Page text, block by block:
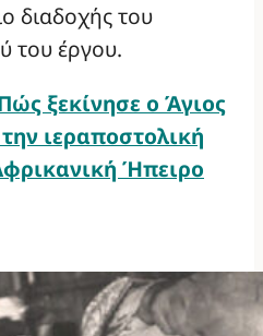
διαδοχής του
του έργου.
ξεκίνησε ο Άγιος
ιεραποστολική
Ήπειρο